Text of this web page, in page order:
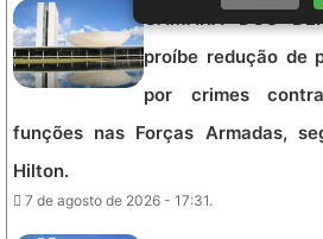
CAMARA DOS
proíbe redução de
por crimes
funções nas Forças Armadas,
Hilton.
7 de agosto de 2026 - 17:31.